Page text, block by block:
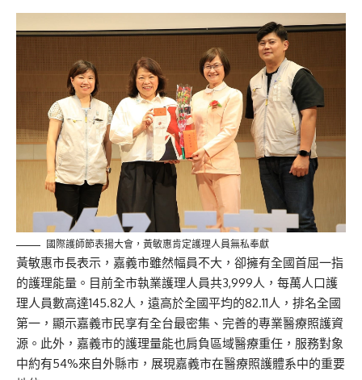
國際護師節表揚大會，黃敏惠肯定護理人員無私奉獻
黃敏惠市長表示，嘉義市雖然幅員不大，卻擁有全國首屈一指
的護理能量。目前全市執業護理人員共3,999人，每萬人口護
理人員數高達145.82人，遠高於全國平均的82.11人，排名全國
第一，顯示嘉義市民享有全台最密集、完善的專業醫療照護資
源 。 此外， 嘉義市的護理量能也肩負區域醫療重任，服務對象
中約有54%來自外縣市，展現嘉義市在醫療照護體系中的重要